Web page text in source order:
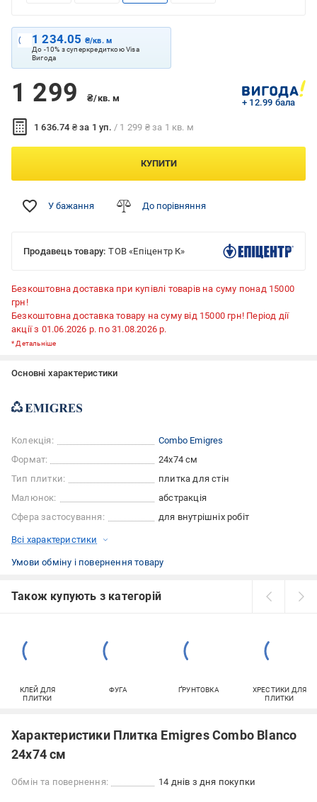
1 234.05 ₴/кв. м
До -10% з суперкредиткою Visa
Вигода
1 299 ₴/кв. м + 12.99 бала
1 636.74 ₴ за 1 уп. / 1 299 ₴ за 1 кв. м
КУПИТИ
У бажання До порівняння
Продавець товару: ТОВ «Епіцентр К»
Безкоштовна доставка при купівлі товарів на суму понад 15000
грн!
Безкоштовна доставка товару на суму від 15000 грн! Період дії
акції з 01.06.2026 р. по 31.08.2026 р.
*Детальніше
Основні характеристики
Колекція:
Combo Emigres
Формат:
24x74 см
Тип плитки:
плитка для стін
Малюнок:
абстракція
Сфера застосування:
для внутрішніх робіт
Всі характеристики
Умови обміну і повернення товару
Також купують з категорій
КЛЕЙ ДЛЯ
ПЛИТКИ
ФУГА ҐРУНТОВКА
ХРЕСТИКИ ДЛЯ
ПЛИТКИ
Характеристики Плитка Emigres Combo Blanco
24x74 см
Обмін та повернення: 14 днів з дня покупки